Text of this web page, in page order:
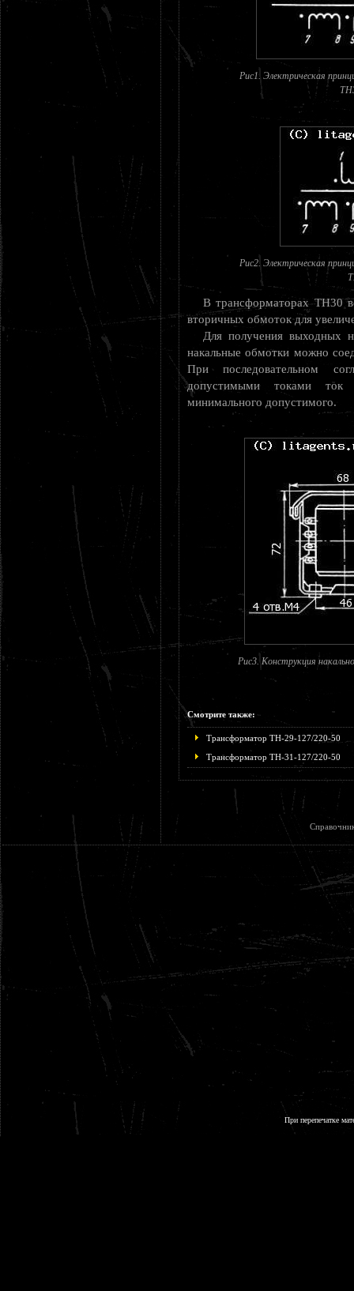
Рис1. Электрическая
Рис2. Электрическая
В трансформаторах ТН30
вторичных обмоток для
Для получения выходных
накальные обмотки можно
При последовательном
допустимыми токами
минимального допустимого.
Рис3. Конструкция
Смотрите также:
Трансформатор ТН-29-127/220-50
Трансформатор ТН-31-127/220-50
При перепечатке